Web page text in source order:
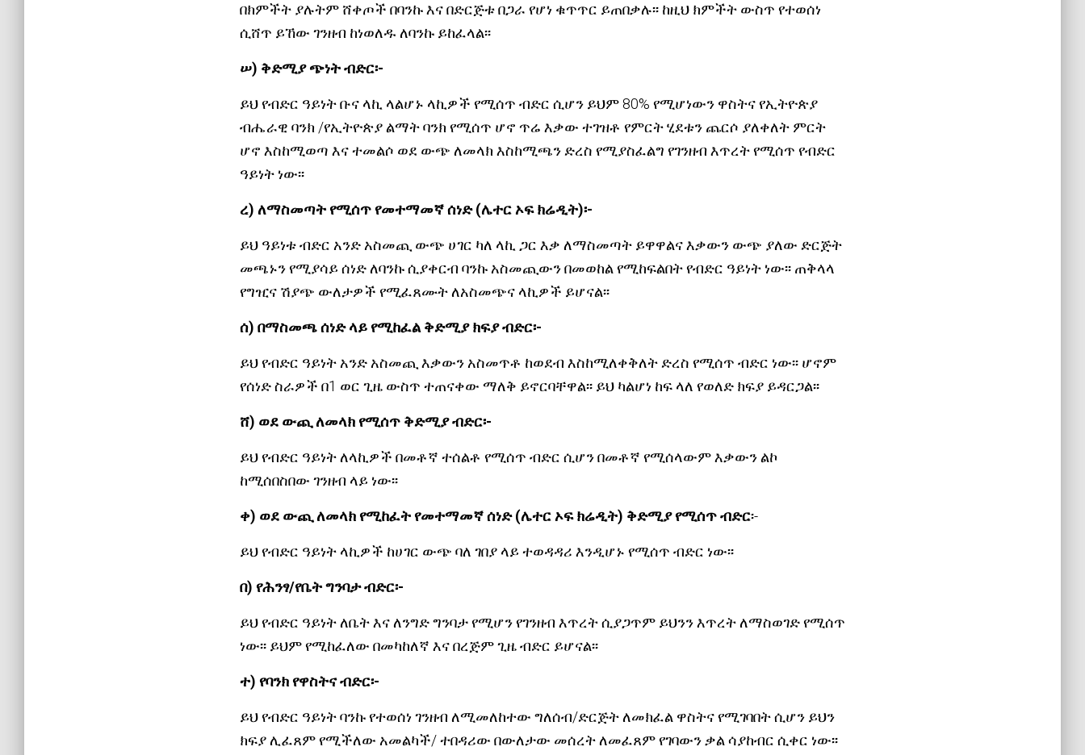
በክምችት ያሉትም ሸቀጦች በባንኩ እና በድርጅቱ በጋራ የሆነ ቁጥጥር ይጠበቃሉ፡፡ ከዚህ ክምችት ውስጥ የተወሰነ
ሲሸጥ ይኸው ገንዘብ ከነወለዱ ለባንኩ ይከፈላል፡፡
ሠ) ቅድሚያ ጭነት ብድር፡-
ይህ የብድር ዓይነት ቡና ላኪ ላልሆኑ ላኪዎች የሚሰጥ ብድር ሲሆን ይህም 80% የሚሆነውን ዋስትና የኢትዮጵያ
ብሔራዊ ባንክ /የኢትዮጵያ ልማት ባንክ የሚሰጥ ሆኖ ጥሬ እቃው ተገዝቶ የምርት ሂደቱን ጨርሶ ያለቀለት ምርት
ሆኖ እስከሚወጣ እና ተመልሶ ወደ ውጭ ለመላክ እስከሚጫን ድረስ የሚያስፈልግ የገንዘብ እጥረት የሚሰጥ የብድር
ዓይነት ነው፡፡
ረ) ለማስመጣት የሚሰጥ የመተማመኛ ሰነድ (ሌተር ኦፍ ክሬዲት)፡-
ይህ ዓይነቱ ብድር አንድ አስመጪ ውጭ ሀገር ካለ ላኪ ጋር እቃ ለማስመጣት ይዋዋልና እቃውን ውጭ ያለው ድርጅት
መጫኑን የሚያሳይ ሰነድ ለባንኩ ሲያቀርብ ባንኩ አስመጪውን በመወከል የሚከፍልበት የብድር ዓይነት ነው፡፡ ጠቅላላ
የግዢና ሽያጭ ውለታዎች የሚፈጸሙት ለአስመጭና ላኪዎች ይሆናል፡፡
ሰ) በማስመጫ ሰነድ ላይ የሚከፈል ቅድሚያ ክፍያ ብድር፡-
ይህ የብድር ዓይነት አንድ አስመጪ እቃውን አስመጥቶ ከወደብ እስከሚለቀቅለት ድረስ የሚሰጥ ብድር ነው፡፡ ሆኖም
የሰነድ ስራዎች በ1 ወር ጊዜ ውስጥ ተጠናቀው ማለቅ ይኖርባቸዋል፡፡ ይህ ካልሆነ ከፍ ላለ የወለድ ክፍያ ይዳርጋል፡፡
ሸ) ወደ ውጪ ለመላክ የሚሰጥ ቅድሚያ ብድር፡-
ይህ የብድር ዓይነት ለላኪዎች በመቶኛ ተሰልቶ የሚሰጥ ብድር ሲሆን በመቶኛ የሚሰላውም እቃውን ልኮ
ከሚሰበስበው ገንዘብ ላይ ነው፡፡
ቀ) ወደ ውጪ ለመላክ የሚከፈት የመተማመኛ ሰነድ (ሌተር ኦፍ ክሬዲት) ቅድሚያ የሚሰጥ ብድር፡-
ይህ የብድር ዓይነት ላኪዎች ከሀገር ውጭ ባለ ገበያ ላይ ተወዳዳሪ እንዲሆኑ የሚሰጥ ብድር ነው፡፡
በ) የሕንፃ/የቤት ግንባታ ብድር፡-
ይህ የብድር ዓይነት ለቤት እና ለንግድ ግንባታ የሚሆን የገንዘብ እጥረት ሲያጋጥም ይህንን እጥረት ለማስወገድ የሚሰጥ
ነው፡፡ ይህም የሚከፈለው በመካከለኛ እና በረጅም ጊዜ ብድር ይሆናል፡፡
ተ) የባንክ የዋስትና ብድር፡-
ይህ የብድር ዓይነት ባንኩ የተወሰነ ገንዘብ ለሚመለከተው ግለሰብ/ድርጅት ለመክፈል ዋስትና የሚገባበት ሲሆን ይህን
ክፍያ ሊፈጸም የሚችለው አመልካች/ ተበዳሪው በውለታው መሰረት ለመፈጸም የገባውን ቃል ሳያከብር ሲቀር ነው፡፡